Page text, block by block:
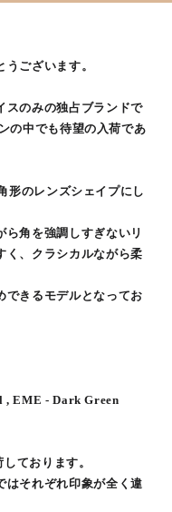
ございます。
スのみの独占ブランドで
の中でも待望の入荷であ
のレンズシェイプにし
ら角を強調しすぎないリ
く、クラシカルながら柔
できるモデルとなってお
, EME - Dark Green
ております。
はそれぞれ印象が全く違